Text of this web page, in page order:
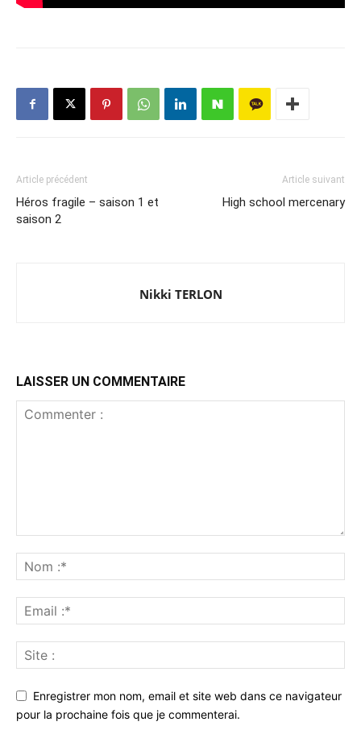
Article précédent
Héros fragile – saison 1 et
saison 2
Article suivant
High school mercenary
Nikki TERLON
LAISSER UN COMMENTAIRE
Enregistrer mon nom, email et site web dans ce navigateur
pour la prochaine fois que je commenterai.